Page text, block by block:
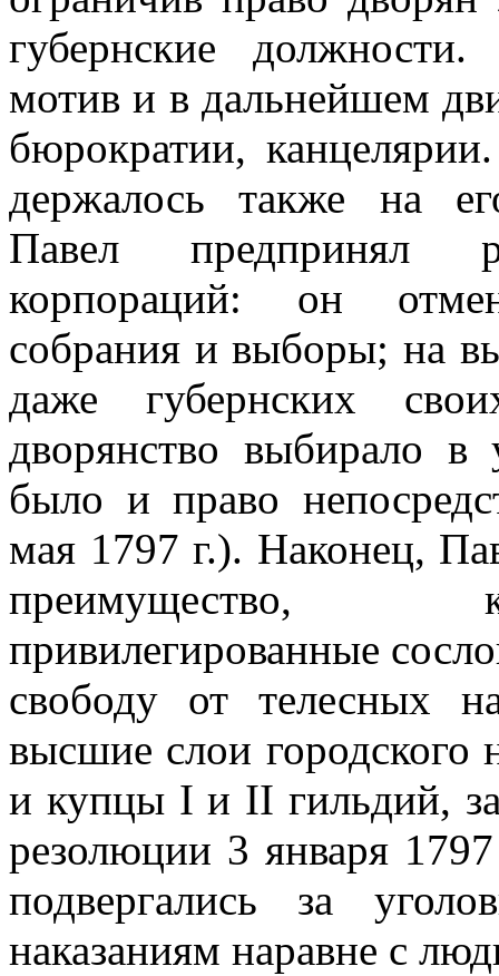
губернские
мотив и в дальнейшем
бюрократии,
держалось также на
Павел предпринял
корпораций: он
собрания и выборы; на
даже губернских
дворянство выбирало в
было и право
мая 1797 г.). Наконец,
преимущество,
привилегированные
свободу от телесных
высшие слои городского
и купцы I и II гильдий,
резолюции 3 января
подвергались за
наказаниям наравне с